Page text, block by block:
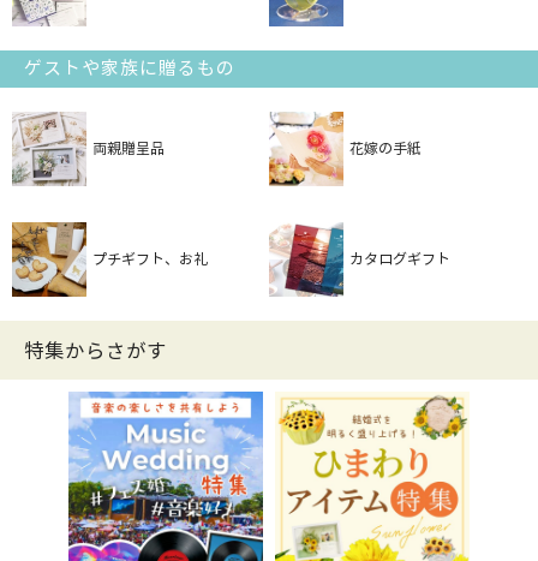
ゲストや家族に贈るもの
両親贈呈品 花嫁の手紙
プチギフト、お礼 カタログギフト
特集からさがす